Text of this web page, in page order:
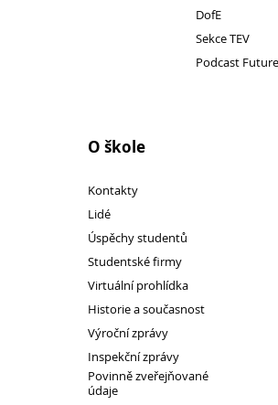
DofE
Sekce TEV
Podcast
O škole
Kontakty
Lidé
Úspěchy studentů
Studentské firmy
Virtuální prohlídka
Historie a současnost
Výroční zprávy
Inspekční zprávy
Povinně zveřejňované
údaje